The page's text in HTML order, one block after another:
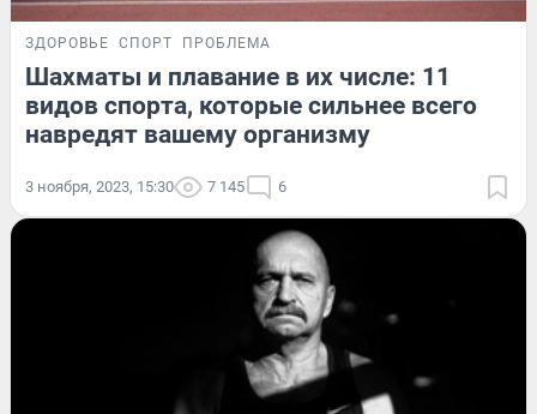
ЗДОРОВЬЕ СПОРТ ПРОБЛЕМА
Шахматы и плавание в их числе: 11
видов спорта, которые сильнее всего
навредят вашему организму
3 ноября, 2023, 15:30 7 145 6